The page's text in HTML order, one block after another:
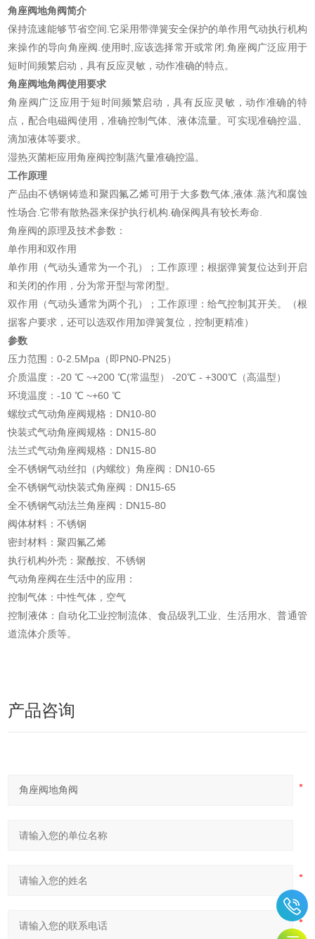
角座阀地角阀简介
保持流速能够节省空间.它采用带弹簧安全保护的单作用气动执行机构
来操作的导向角座阀.使用时,应该选择常开或常闭.角座阀广泛应用于
短时间频繁启动，具有反应灵敏，动作准确的特点。
角座阀地角阀使用要求
角座阀广泛应用于短时间频繁启动，具有反应灵敏，动作准确的特
点，配合电磁阀使用，准确控制气体、液体流量。可实现准确控温、
滴加液体等要求。
湿热灭菌柜应用角座阀控制蒸汽量准确控温。
工作原理
产品由不锈钢铸造和聚四氟乙烯可用于大多数气体,液体.蒸汽和腐蚀
性场合.它带有散热器来保护执行机构.确保阀具有较长寿命.
角座阀的原理及技术参数：
单作用和双作用
单作用（气动头通常为一个孔）；工作原理；根据弹簧复位达到开启
和关闭的作用，分为常开型与常闭型。
双作用（气动头通常为两个孔）；工作原理：给气控制其开关。（根
据客户要求，还可以选双作用加弹簧复位，控制更精准）
参数
压力范围：0-2.5Mpa（即PN0-PN25）
介质温度：-20 ℃ ~+200 ℃(常温型） -20℃ - +300℃（高温型）
环境温度：-10 ℃ ~+60 ℃
螺纹式气动角座阀规格：DN10-80
快装式气动角座阀规格：DN15-80
法兰式气动角座阀规格：DN15-80
全不锈钢气动丝扣（内螺纹）角座阀：DN10-65
全不锈钢气动快装式角座阀：DN15-65
全不锈钢气动法兰角座阀：DN15-80
阀体材料：不锈钢
密封材料：聚四氟乙烯
执行机构外壳：聚酰按、不锈钢
气动角座阀在生活中的应用：
控制气体：中性气体，空气
控制液体：自动化工业控制流体、食品级乳工业、生活用水、普通管
道流体介质等。
产品咨询